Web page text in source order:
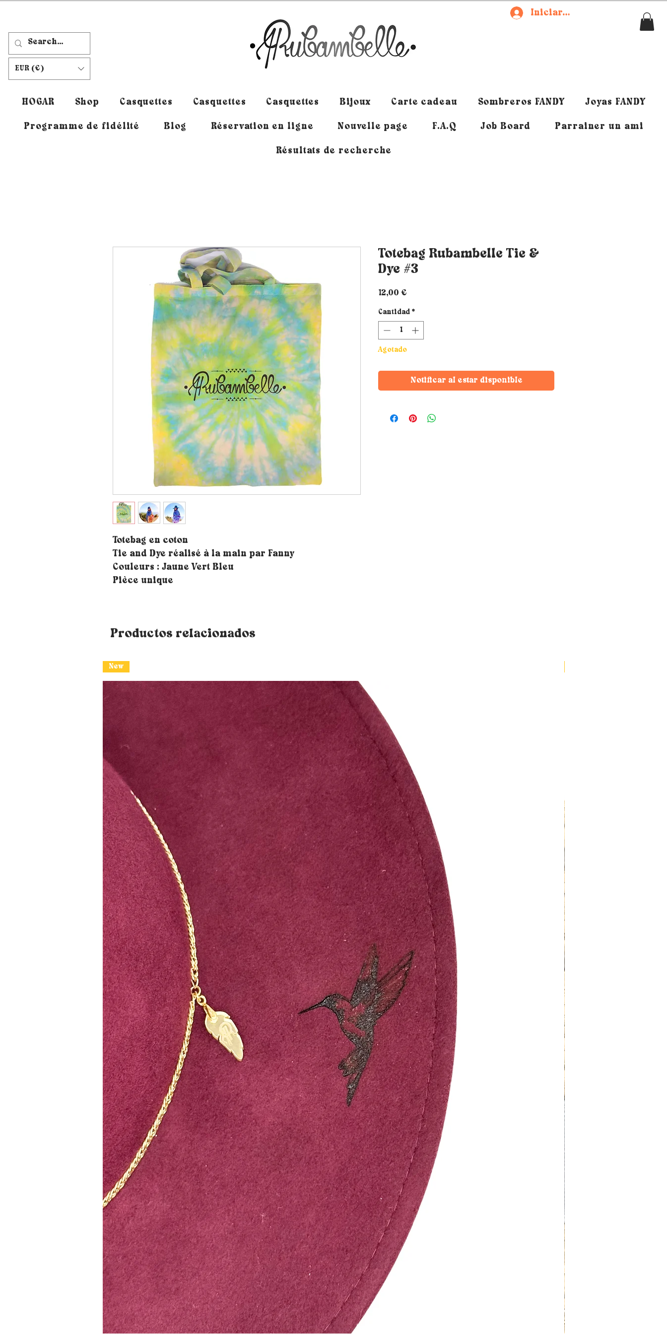
EUR (€)
Iniciar sesión
HOGAR Shop Casquettes Casquettes Casquettes Bijoux Carte cadeau Sombreros FANDY Joyas FANDY
Programme de fidélité Blog Réservation en ligne Nouvelle page F.A.Q Job Board Parrainer un ami
Résultats de recherche
Totebag en coton
Tie and Dye réalisé à la main par Fanny
Couleurs : Jaune Vert Bleu
Pièce unique
Totebag Rubambelle Tie &
Dye #3
12,00 €
Cantidad *
Agotado
Notificar al estar disponible
Productos relacionados
New